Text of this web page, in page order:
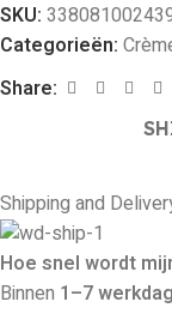
SKU:
Categorieën:
Share:
Shipping and
Hoe snel wordt
Binnen 1–7